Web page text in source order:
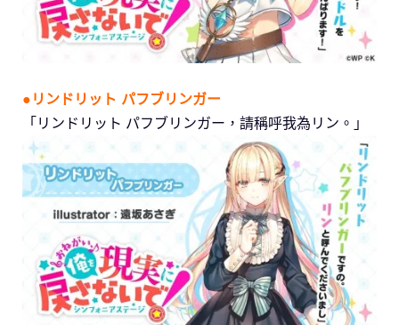
●リンドリット パフブリンガー
「リンドリット パフブリンガー，請稱呼我為リン。」